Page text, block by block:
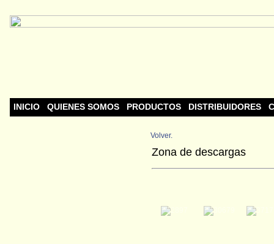
INICIO QUIENES SOMOS PRODUCTOS DISTRIBUIDORES
Volver.
Zona de descargas